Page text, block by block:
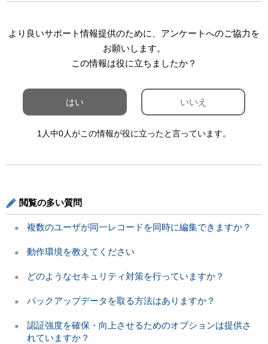
より良いサポート情報提供のために、アンケートへのご協力を
お願いします。
この情報は役に立ちましたか？
はい いいえ
1人中0人がこの情報が役に立ったと言っています。
閲覧の多い質問
複数のユーザが同一レコードを同時に編集できますか？
動作環境を教えてください
どのようなセキュリティ対策を行っていますか？
バックアップデータを取る方法はありますか？
認証強度を確保・向上させるためのオプションは提供さ
れていますか？